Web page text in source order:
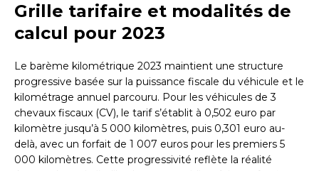
Grille tarifaire et modalités de
calcul pour 2023
Le barème kilométrique 2023 maintient une structure
progressive basée sur la puissance fiscale du véhicule et le
kilométrage annuel parcouru. Pour les véhicules de 3
chevaux fiscaux (CV), le tarif s’établit à 0,502 euro par
kilomètre jusqu’à 5 000 kilomètres, puis 0,301 euro au-
delà, avec un forfait de 1 007 euros pour les premiers 5
000 kilomètres. Cette progressivité reflète la réalité